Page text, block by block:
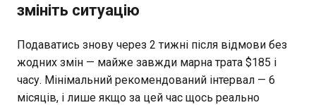
змініть ситуацію
Подаватись знову через 2 тижні після відмови без
жодних змін — майже завжди марна трата $185 і
часу. Мінімальний рекомендований інтервал — 6
місяців, і лише якщо за цей час щось реально